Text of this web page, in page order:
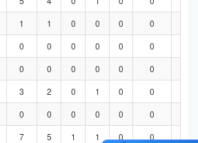
1 1 0 0 0 0
0 0 0 0 0 0
0 0 0 0 0 0
3 2 0 1 0 0
0 0 0 0 0 0
7 5 1 1 0 0